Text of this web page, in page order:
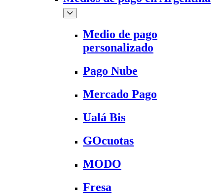
Medio de pago
personalizado
Pago Nube
Mercado Pago
Ualá Bis
GOcuotas
MODO
Fresa